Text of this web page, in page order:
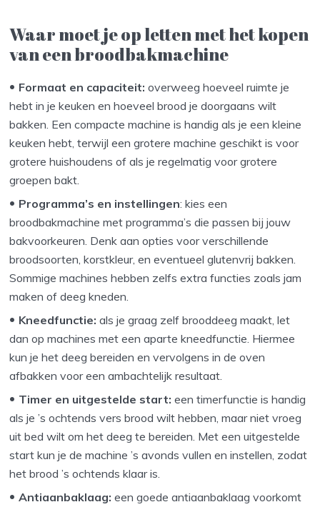
Waar moet je op letten met het kopen
van een broodbakmachine
Formaat en capaciteit:overweeg hoeveel ruimte je
hebt in je keuken en hoeveel brood je doorgaans wilt
bakken. Een compacte machine is handig als je een kleine
keuken hebt, terwijl een grotere machine geschikt is voor
grotere huishoudens of als je regelmatig voor grotere
groepen bakt.
Programma’s en instellingen: kies een
broodbakmachine met programma’s die passen bij jouw
bakvoorkeuren. Denk aan opties voor verschillende
broodsoorten, korstkleur, en eventueel glutenvrij bakken.
Sommige machines hebben zelfs extra functies zoals jam
maken of deeg kneden.
Kneedfunctie: als je graag zelf brooddeeg maakt, let
dan op machines met een aparte kneedfunctie. Hiermee
kun je het deeg bereiden en vervolgens in de oven
afbakken voor een ambachtelijk resultaat.
Timer en uitgestelde start: een timerfunctie is handig
als je ’s ochtends vers brood wilt hebben, maar niet vroeg
uit bed wilt om het deeg te bereiden. Met een uitgestelde
start kun je de machine ’s avonds vullen en instellen, zodat
het brood ’s ochtends klaar is.
Antiaanbaklaag:een goede antiaanbaklaag voorkomt